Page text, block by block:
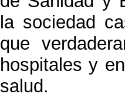
la sociedad
que
hospitales y
salud.